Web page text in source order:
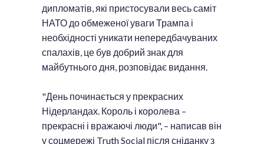
дипломатів, які пристосували весь саміт
НАТО до обмеженої уваги Трампа і
необхідності уникати непередбачуваних
спалахів, це був добрий знак для
майбутнього дня, розповідає видання.
"День починається у прекрасних
Нідерландах. Король і королева –
прекрасні і вражаючі люди", – написав він
у соцмережі Truth Social після сніданку з